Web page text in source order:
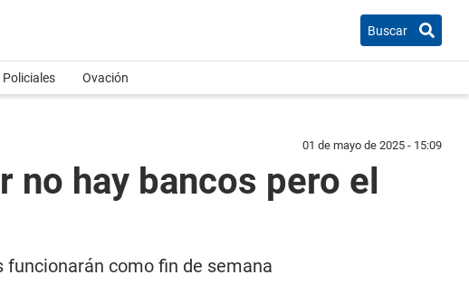
Buscar
Policiales Ovación
01 de mayo de 2025 - 15:09
hay bancos pero el
como fin de semana